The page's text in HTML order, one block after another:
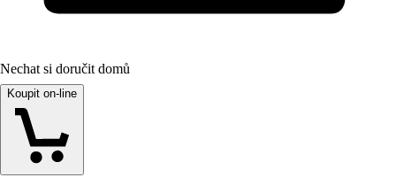
Nechat si doručit domů
Koupit on-line